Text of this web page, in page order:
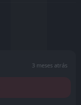
3 meses atrás